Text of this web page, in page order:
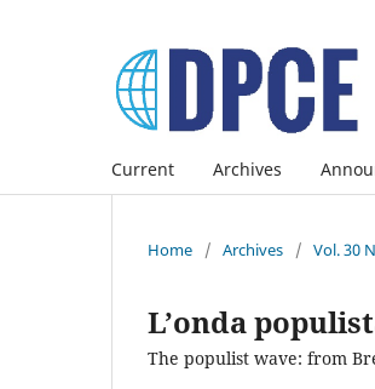
Current Archives
Home / Archives / Vol. 30
L’onda
The populist wave: from